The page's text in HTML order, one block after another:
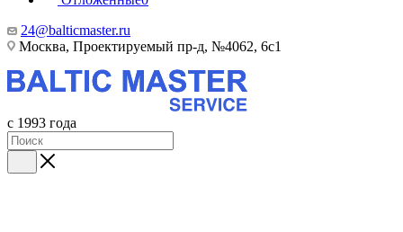
24@balticmaster.ru
Москва, Проектируемый пр-д, №4062, 6с1
с 1993 года